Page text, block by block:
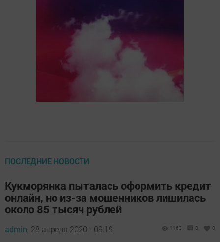
ПОСЛЕДНИЕ НОВОСТИ
Кукморянка пыталась оформить кредит
онлайн, но из-за мошенников лишилась
около 85 тысяч рублей
admin, 28 апреля 2020 - 09:19 1163 0 0